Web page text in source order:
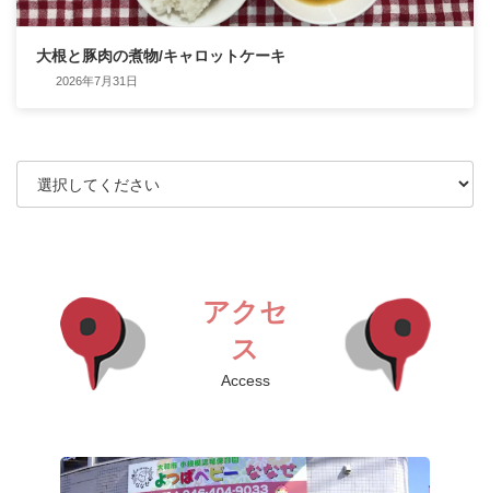
大根と豚肉の煮物/キャロットケーキ
2026年7月31日
アクセ
ス
Access